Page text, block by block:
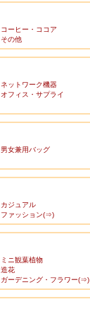
コーヒー・ココア
その他
ネットワーク機器
オフィス・サプライ
男女兼用バッグ
カジュアル
ファッション(⇒)
ミニ観葉植物
造花
ガーデニング・フラワー(⇒)